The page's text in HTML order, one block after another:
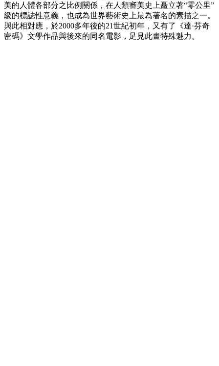
美的人體各部分之比例關係，在人類審美史上矗立著“零公里”
級的標誌性意義，也成為世界藝術史上最為著名的素描之一。
與此相對應，於2000多年後的21世紀初年，又有了《達·芬奇
密碼》文學作品與後來的同名電影，足見此畫特殊魅力。